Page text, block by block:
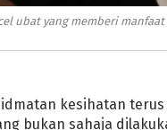
ubat yang memberi manfaat
kesihatan terus
bukan sahaja